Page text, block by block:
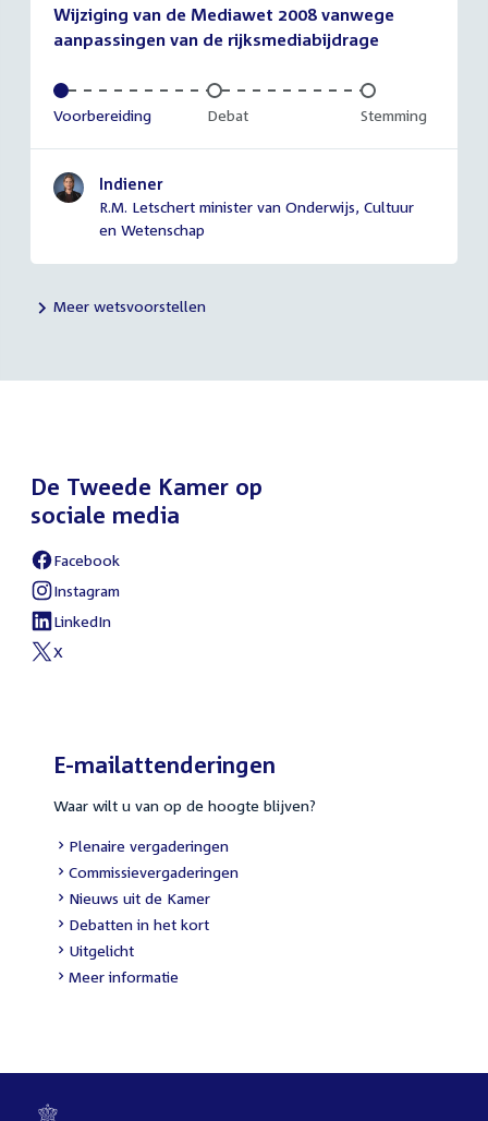
Wijziging van de Mediawet 2008 vanwege
aanpassingen van de rijksmediabijdrage
Voltooid:
Voorbereiding Onvoltooid:
Debat Onvoltooid:
Stemming
Indiener
R.M. Letschert minister van Onderwijs, Cultuur
en Wetenschap
Meer wetsvoorstellen
De Tweede Kamer op
sociale media
External
link:
Facebook
External
link:
Instagram
External
link:
LinkedIn
External
X
E-mailattenderingen
Waar wilt u van op de hoogte blijven?
External
link:
Plenaire vergaderingen
External
link:
Commissievergaderingen
External
link:
Nieuws uit de Kamer
External
link:
Debatten in het kort
External
link:
Uitgelicht
Meer informatie